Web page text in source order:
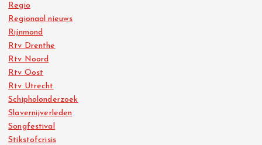
Regio
Regionaal nieuws
Rijnmond
Rtv Drenthe
Rtv Noord
Rtv Oost
Rtv Utrecht
Schipholonderzoek
Slavernijverleden
Songfestival
Stikstofcrisis